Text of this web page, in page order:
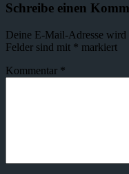
Schreibe einen
Deine E-Mail-Adresse
Felder sind mit * markiert
Kommentar *